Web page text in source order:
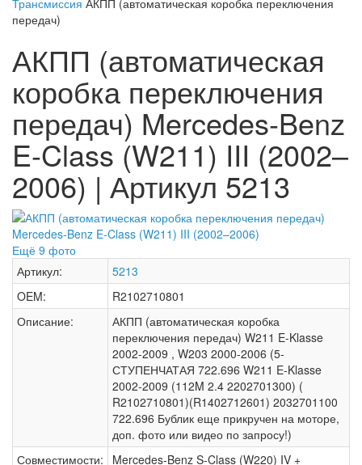
Трансмиссия АКПП (автоматическая коробка переключения
передач)
АКПП (автоматическая
коробка переключения
передач) Mercedes-Benz
E-Class (W211) III (2002–
2006) | Артикул 5213
Ещё 9 фото
Артикул:
5213
OEM:
R2102710801
Описание:
АКПП (автоматическая коробка
переключения передач) W211 E-Klasse
2002-2009 , W203 2000-2006 (5-
СТУПЕНЧАТАЯ 722.696 W211 E-Klasse
2002-2009 (112M 2.4 2202701300) (
R2102710801)(R1402712601) 2032701100
722.696 Бублик еще прикручен на моторе,
доп. фото или видео по запросу!)
Совместимости:
Mercedes-Benz S-Class (W220) IV +